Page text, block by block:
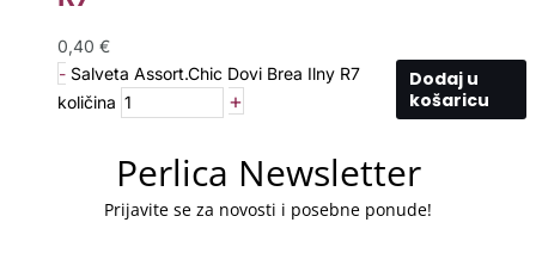
0,40 €
- Salveta Assort.Chic Dovi Brea Ilny R7
količina
+
Dodaj u
košaricu
Perlica Newsletter
Prijavite se za novosti i posebne ponude!